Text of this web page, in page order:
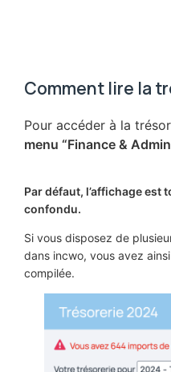
Comment lire la
Pour accéder à la
menu “Finance &
Par défaut, l’affichage est
confondu.
Si vous disposez de
dans incwo, vous avez
compilée.